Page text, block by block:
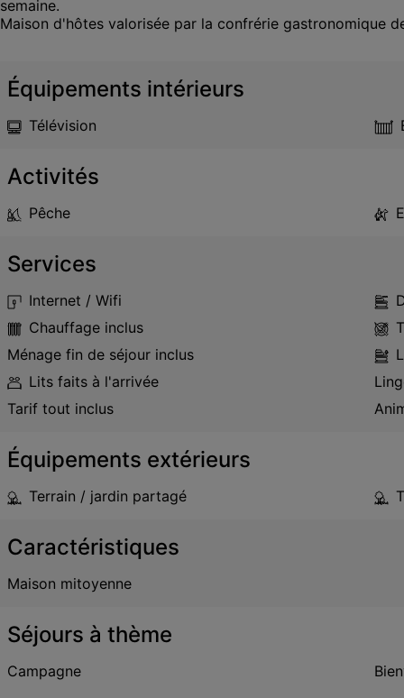
semaine.
Maison d'hôtes valorisée par la confrérie gastronomique
Équipements intérieurs
Télévision
Activités
Pêche
Services
Internet / Wifi
Chauffage inclus
Ménage fin de séjour inclus
Lits faits à l'arrivée
Tarif tout inclus
Équipements extérieurs
Terrain / jardin partagé
Caractéristiques
Maison mitoyenne
Séjours à thème
Campagne